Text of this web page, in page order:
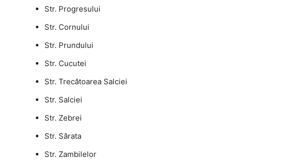
Str. Progresului
Str. Cornului
Str. Prundului
Str. Cucutei
Str. Trecătoarea Salciei
Str. Salciei
Str. Zebrei
Str. Sărata
Str. Zambilelor